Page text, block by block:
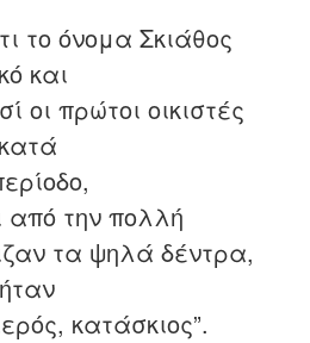
το όνομα Σκιάθος
και
οι πρώτοι οικιστές
από την πολλή
τα ψηλά δέντρα,
κατάσκιος”.